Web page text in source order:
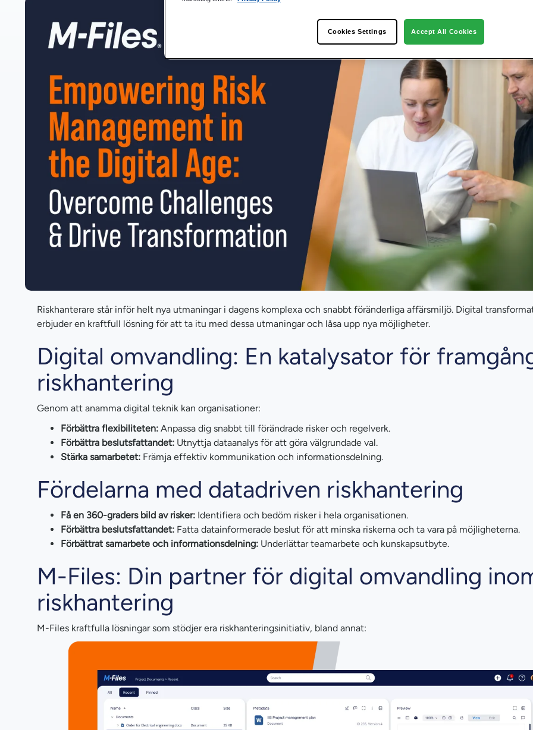
Fördelarna med datadriven riskhantering
M-Files: Din partner för digital omvandling inom riskhantering
Slutsats
Riskhanterare står inför helt nya utmaningar i dagens komplexa och snabbt föränderliga affärsmiljö. Digital
erbjuder en kraftfull lösning för att ta itu med dessa utmaningar och låsa upp nya möjligheter.
Digital omvandling: En katalysator för
riskhantering
Genom att anamma digital teknik kan organisationer:
Förbättra flexibiliteten: Anpassa dig snabbt till förändrade risker och regelverk.
Förbättra beslutsfattandet: Utnyttja dataanalys för att göra välgrundade val.
Stärka samarbetet: Främja effektiv kommunikation och informationsdelning.
Fördelarna med datadriven riskhantering
Få en 360-graders bild av risker: Identifiera och bedöm risker i hela organisationen.
Förbättra beslutsfattandet: Fatta datainformerade beslut för att minska riskerna och ta vara på möjligheterna.
Förbättrat samarbete och informationsdelning: Underlättar teamarbete och kunskapsutbyte.
M-Files: Din partner för digital omvandling
riskhantering
M-Files kraftfulla lösningar som stödjer era riskhanteringsinitiativ, bland annat:
Cookies Settings Accept All Cookies